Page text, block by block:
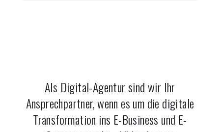
Als Digital-Agentur sind wir Ihr
Ansprechpartner, wenn es um die digitale
Transformation ins E-Business und E-